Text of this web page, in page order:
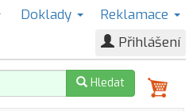
Doklady
Reklamace
Přihlášení
Hledat